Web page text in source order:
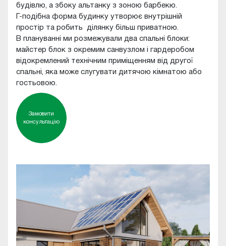
будівлю, а збоку альтанку з зоною барбекю.
Г-подібна форма будинку утворює внутрішній
простір та робить ділянку більш приватною.
В плануванні ми розмежували два спальні блоки:
майстер блок з окремим санвузлом і гардеробом
відокремлений технічним приміщенням від другої
спальні, яка може слугувати дитячою кімнатою або
гостьовою.
Замовити
консультацію